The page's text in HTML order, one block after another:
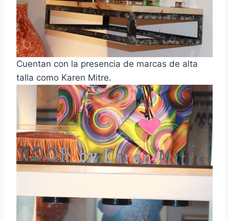
Cuentan con la presencia de marcas de alta
talla como Karen Mitre.